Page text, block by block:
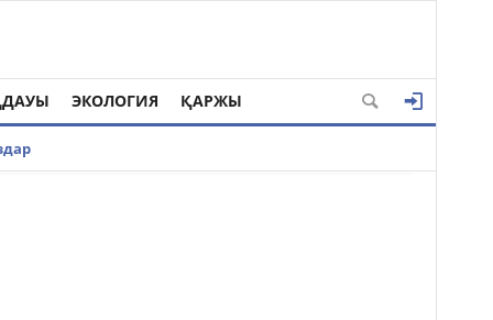
ЭКОЛОГИЯ ҚАРЖЫ